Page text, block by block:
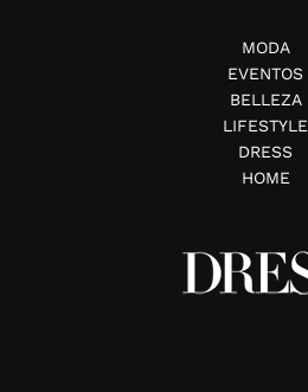
MODA
EVENTOS
BELLEZA
LIFESTYLE
DRESS
HOME